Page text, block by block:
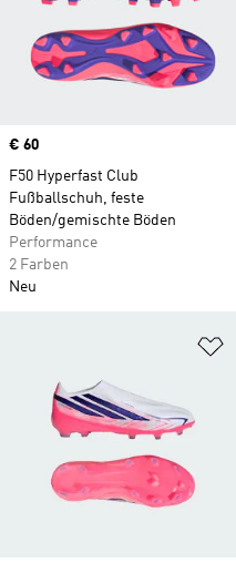
Price
€ 60
F50 Hyperfast Club
Fußballschuh, feste
Böden/gemischte Böden
Performance
2 Farben
Neu